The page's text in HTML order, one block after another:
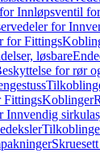
Innløpsventil
for
for Fittings
løsbare
for rør
FittingsKoblinger
Innvendig